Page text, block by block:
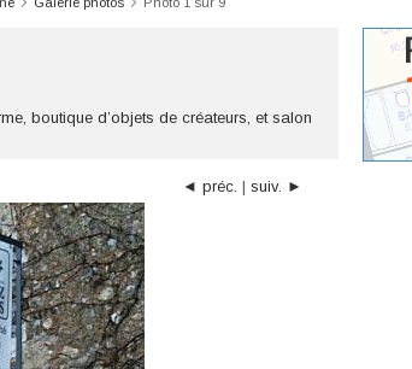
boutique d’objets de créateurs, et salon
◄ préc. | suiv. ►